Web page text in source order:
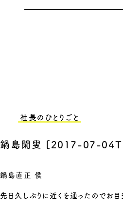
社長のひとりごと
鍋島閑叟 [2017-07-
鍋島直正 侯
先日久しぶりに近くを通ったのでお